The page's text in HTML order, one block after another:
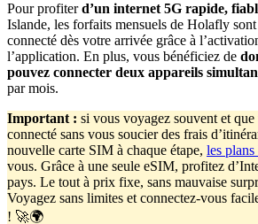
Pour profiterd’un internet 5G rapide,
Islande, les forfaits mensuels de Holafly
connecté dès votre arrivée grâce à
l’application. En plus, vous bénéficiez de
pouvez connecter deux appareils
par mois.
Important : si vous voyagez souvent et
connecté sans vous soucier des frais
nouvelle carte SIM à chaque étape, les
vous. Grâce à une seule eSIM, profitez
pays. Le tout à prix fixe, sans mauvaise
Voyagez sans limites et connectez-vous
! 🚀🌍